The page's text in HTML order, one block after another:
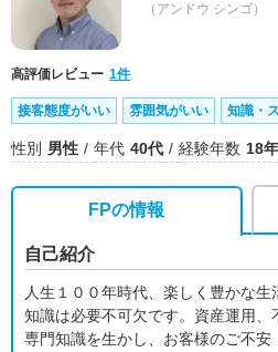
（アンドウ シンゴ）
高評価レビュー 1件
接客態度がいい 雰囲気がいい 知識・
性別 男性 年代 40代 経験年数 18年
FPの情報
自己紹介
人生１００年時代、楽しく豊かな
知識は必要不可欠です。資産運用
専門知識を生かし、お客様のご不安